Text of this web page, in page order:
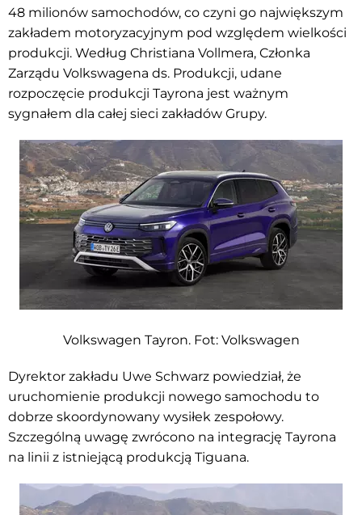
48 milionów samochodów, co czyni go największym
zakładem motoryzacyjnym pod względem wielkości
produkcji. Według Christiana Vollmera, Członka
Zarządu Volkswagena ds. Produkcji, udane
rozpoczęcie produkcji Tayrona jest ważnym
sygnałem dla całej sieci zakładów Grupy.
Volkswagen Tayron. Fot: Volkswagen
Dyrektor zakładu Uwe Schwarz powiedział, że
uruchomienie produkcji nowego samochodu to
dobrze skoordynowany wysiłek zespołowy.
Szczególną uwagę zwrócono na integrację Tayrona
na linii z istniejącą produkcją Tiguana.